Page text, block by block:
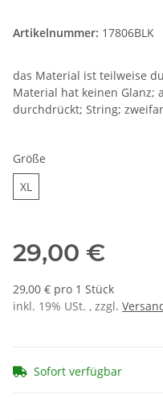
Artikelnummer: 17806BLK
das Material ist teilweise
Material hat keinen Glanz;
durchdrückt; String;
Größe
XL
29,00 €
29,00 € pro 1 Stück
inkl. 19% USt. , zzgl.
Sofort verfügbar